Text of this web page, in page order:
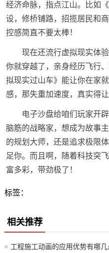
经济命脉，指点江山。比如
设，修桥铺路，招揽居民和
控感简直不要太棒！
现在还流行虚拟现实体
你就穿越了，亲身经历飞行
拟现实过山车》能让你在家
感，那失重加速度，真实得让
电子沙盘给咱们玩家开
脑筋的战略家，想成为故事
的规划大师，还是追求极限
足你。而且啊，随着科技突
富多彩，带劲极了！
标签：
相关推荐
工程施工动画的应用优势有哪几